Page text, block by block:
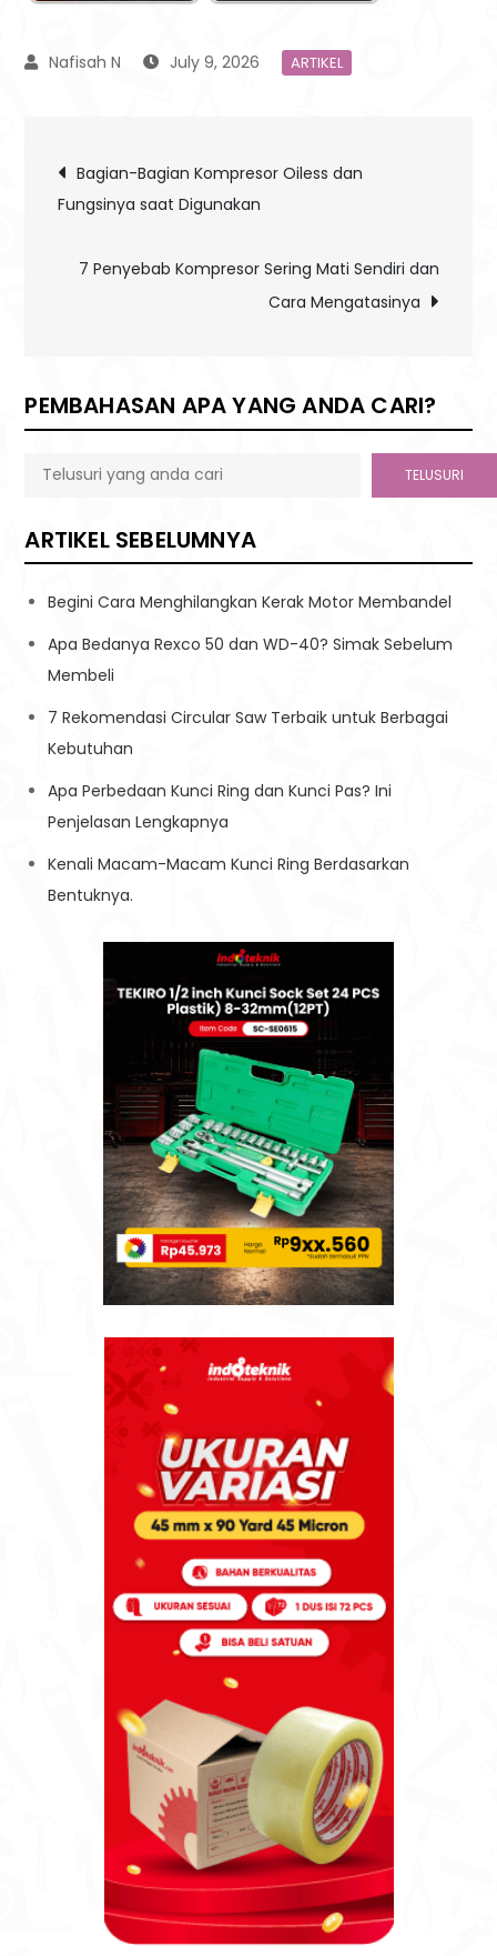
July 9, 2026 ARTIKEL
Post
navigation
Bagian-Bagian Kompresor Oiless dan
Fungsinya saat Digunakan
7 Penyebab Kompresor Sering Mati Sendiri dan
Cara Mengatasinya
PEMBAHASAN APA YANG ANDA CARI?
TELUSURI
ARTIKEL SEBELUMNYA
Begini Cara Menghilangkan Kerak Motor Membandel
Apa Bedanya Rexco 50 dan WD-40? Simak Sebelum
Membeli
7 Rekomendasi Circular Saw Terbaik untuk Berbagai
Kebutuhan
Apa Perbedaan Kunci Ring dan Kunci Pas? Ini
Penjelasan Lengkapnya
Kenali Macam-Macam Kunci Ring Berdasarkan
Bentuknya.